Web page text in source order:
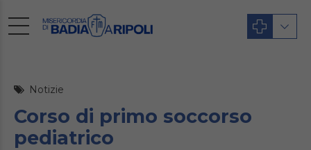
Notizie
Corso di primo soccorso
pediatrico